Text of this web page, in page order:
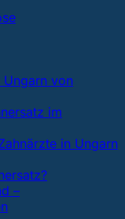
Ungarn von
im
in Ungarn
–